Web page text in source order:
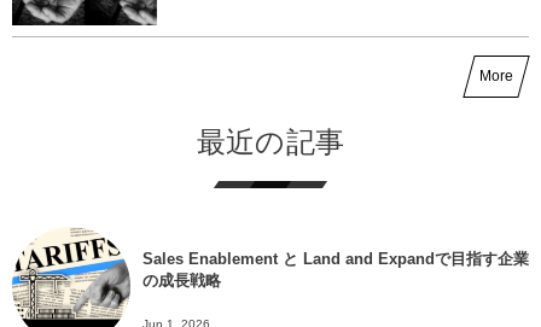
More
最近の記事
Sales Enablement と Land and Expandで目指す企業
の成長戦略
Jun 1, 2026